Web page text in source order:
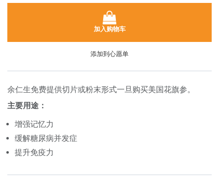
加入购物车
添加到心愿单
余仁生免费提供切片或粉末形式一旦购买美国花旗参。
主要用途：
增强记忆力
缓解糖尿病并发症
提升免疫力